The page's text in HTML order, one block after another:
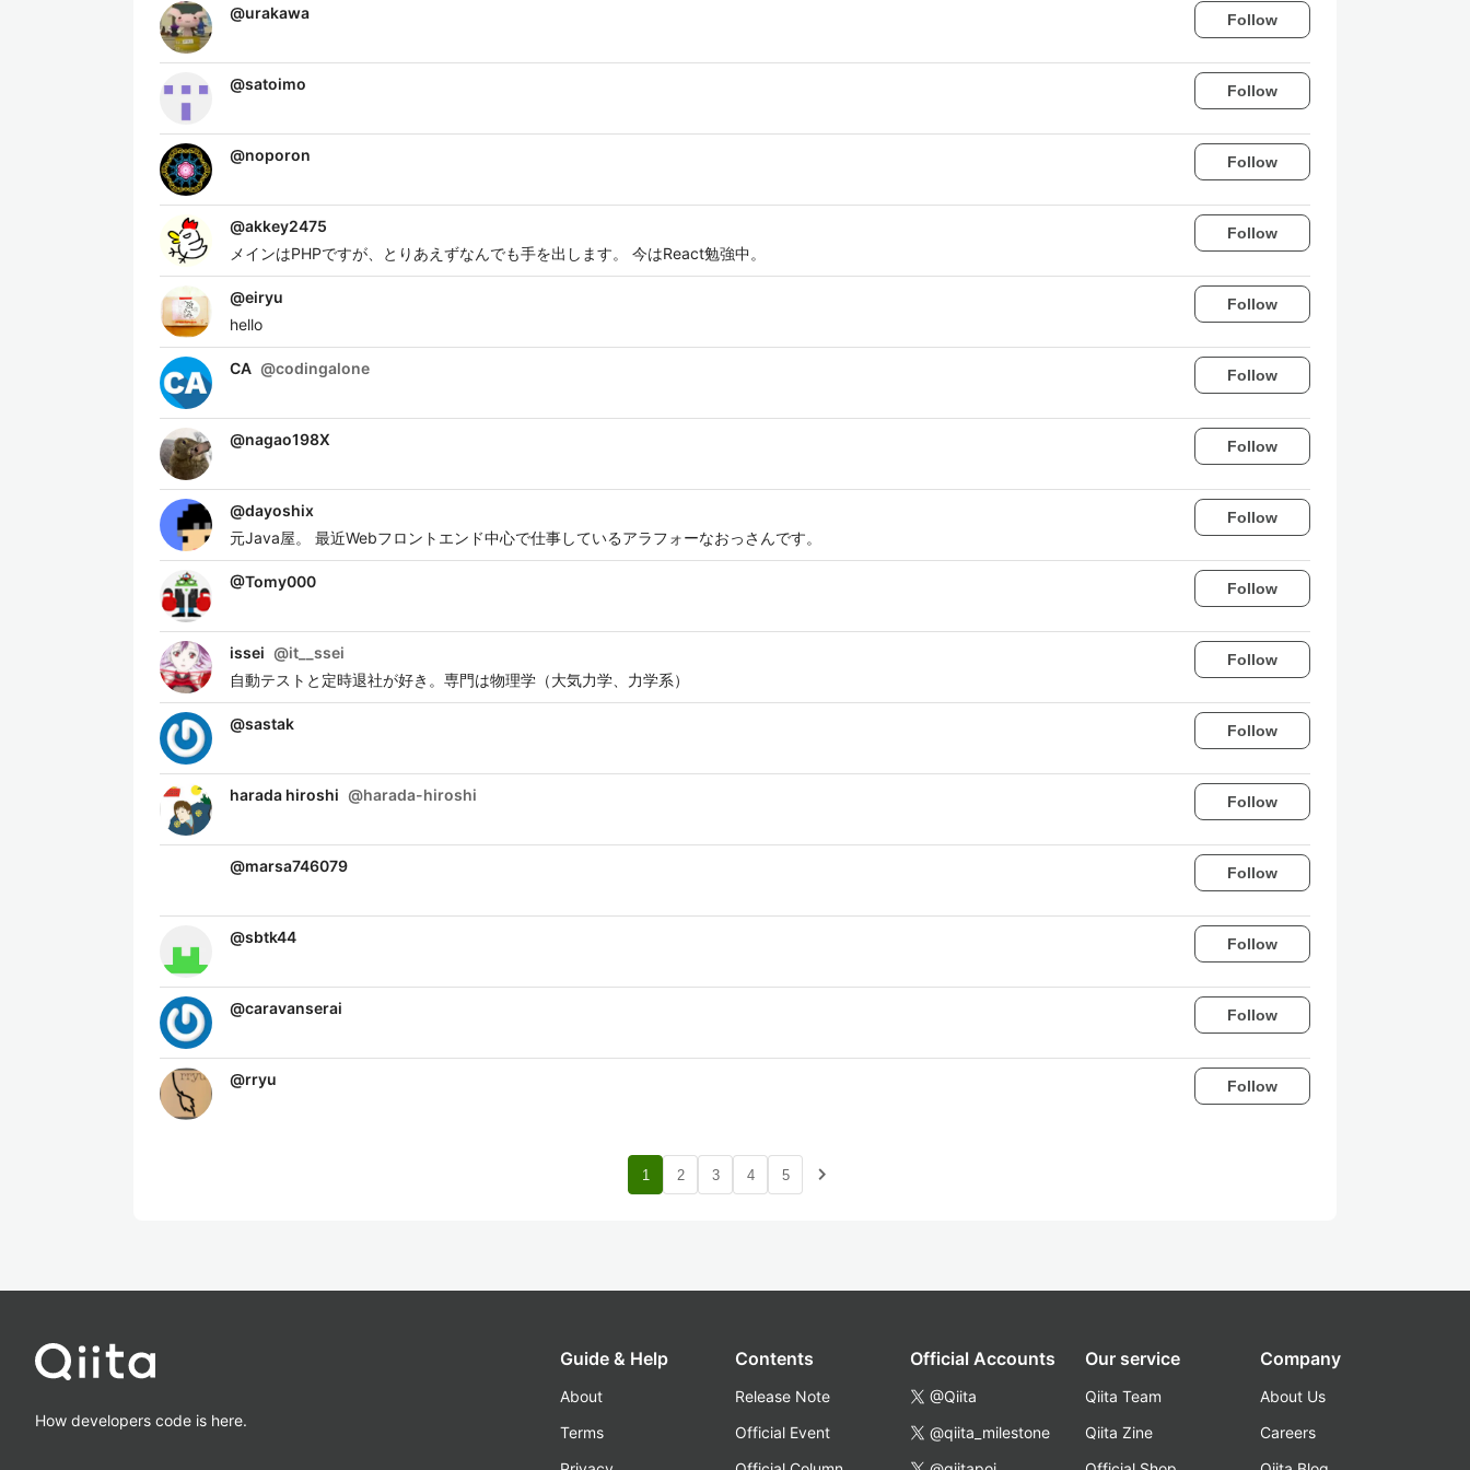
@urakawa Follow
@satoimo Follow
@noporon Follow
@akkey2475
メインはPHPですが、とりあえずなんでも手を出します。 今はReact勉強中。
Follow
@eiryu
hello
Follow
CA @codingalone Follow
@nagao198X Follow
@dayoshix
元Java屋。 最近Webフロントエンド中心で仕事しているアラフォーなおっさんです。
Follow
@Tomy000 Follow
issei @it__ssei
自動テストと定時退社が好き。専門は物理学（大気力学、力学系）
Follow
@sastak Follow
harada hiroshi @harada-hiroshi Follow
@marsa746079 Follow
@sbtk44 Follow
@caravanserai Follow
@rryu Follow
1 2 3 4 5 navigate_next
How developers code is here.
Guide & Help
About
Terms
Contents
Release Note
Official Event
Official Accounts
@Qiita
@qiita_milestone
Our service
Qiita Team
Qiita Zine
Company
About Us
Careers